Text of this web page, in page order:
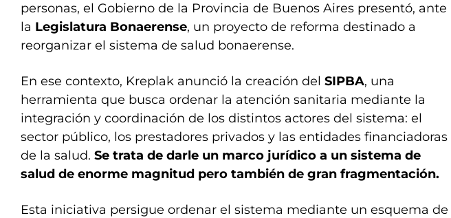
personas, el Gobierno de la Provincia de Buenos Aires presentó, ante
la Legislatura Bonaerense, un proyecto de reforma destinado a
reorganizar el sistema de salud bonaerense.
En ese contexto, Kreplak anunció la creación del SIPBA, una
herramienta que busca ordenar la atención sanitaria mediante la
integración y coordinación de los distintos actores del sistema: el
sector público, los prestadores privados y las entidades financiadoras
de la salud. Se trata de darle un marco jurídico a un sistema de
salud de enorme magnitud pero también de gran fragmentación.
Esta iniciativa persigue ordenar el sistema mediante un esquema de